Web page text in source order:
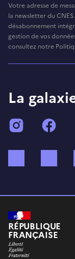
Votre adresse de
la newsletter du
désabonnement
gestion de vos
consultez notre
La
Instagram
RÉPUBLIQUE
FRANÇAISE